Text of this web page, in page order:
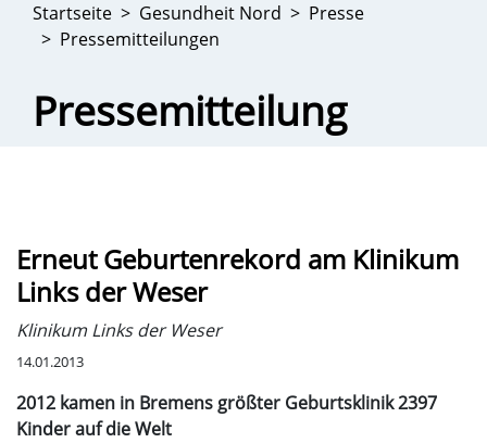
Startseite Gesundheit Nord
Presse
Pressemitteilungen
Pressemitteilung
Erneut Geburtenrekord am Klinikum
Links der Weser
Klinikum Links der Weser
14.01.2013
2012 kamen in Bremens größter Geburtsklinik 2397
Kinder auf die Welt